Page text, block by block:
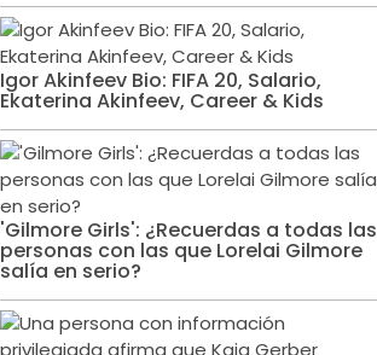
Igor Akinfeev Bio: FIFA 20, Salario,
Ekaterina Akinfeev, Career & Kids
'Gilmore Girls': ¿Recuerdas a todas las
personas con las que Lorelai Gilmore
salía en serio?